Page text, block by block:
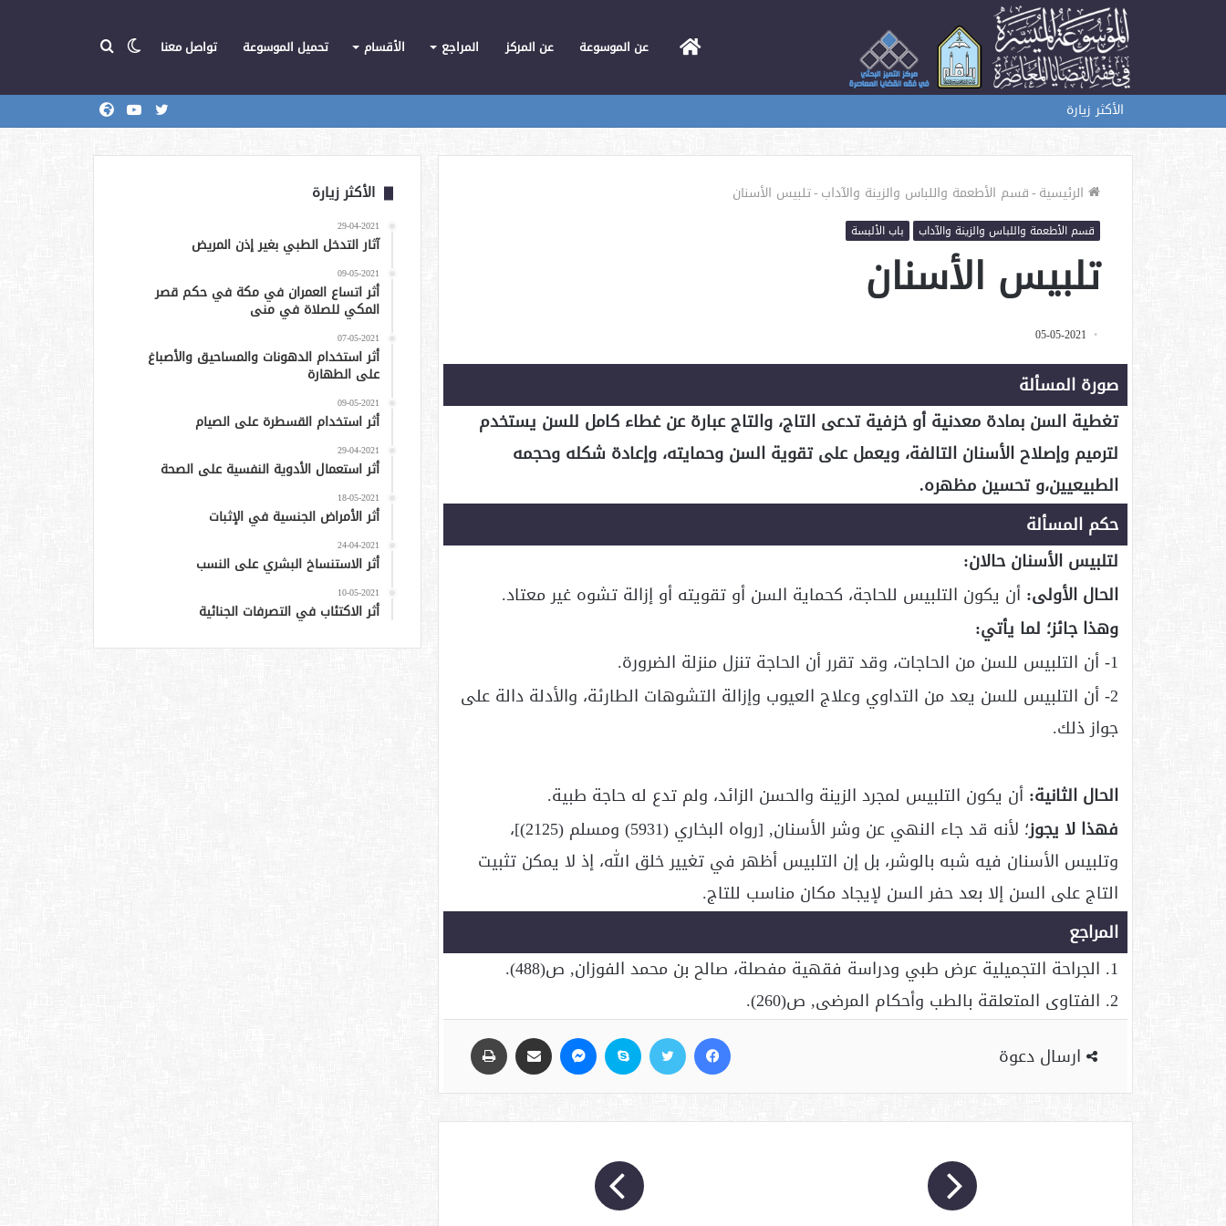
الرئيسيةعن الموسوعة عن المركز المراجع الأقسام تحميل الموسوعة تواصل معنا الوضع
الأكثر زيارة يوتيوب تويتر
الرئيسية-قسم الأطعمة واللباس والزينة والآداب-تلبيس الأسنان
قسم الأطعمة واللباس والزينة والآداب باب الألبسة
تلبيس الأسنان
05-05-2021
صورة المسألة
تغطية السن بمادة معدنية أو خزفية تدعى التاج، والتاج عبارة عن غطاء كامل للسن يستخدم
لترميم وإصلاح الأسنان التالفة، ويعمل على تقوية السن وحمايته، وإعادة شكله وحجمه
الطبيعيين،و تحسين مظهره.
حكم المسألة
لتلبيس الأسنان حالان:
الحال الأولى: أن يكون التلبيس للحاجة، كحماية السن أو تقويته أو إزالة تشوه غير معتاد.
وهذا جائز؛ لما يأتي:
1- أن التلبيس للسن من الحاجات، وقد تقرر أن الحاجة تنزل منزلة الضرورة.
2- أن التلبيس للسن يعد من التداوي وعلاج العيوب وإزالة التشوهات الطارئة، والأدلة دالة على
جواز ذلك.
الحال الثانية: أن يكون التلبيس لمجرد الزينة والحسن الزائد، ولم تدع له حاجة طبية.
فهذا لا يجوز
؛ لأنه قد جاء النهي عن وشر الأسنان, [رواه البخاري (5931) ومسلم (2125)]،
وتلبيس الأسنان فيه شبه بالوشر، بل إن التلبيس أظهر في تغيير خلق الله، إذ لا يمكن تثبيت
التاج على السن إلا بعد حفر السن لإيجاد مكان مناسب للتاج.
المراجع
1. الجراحة التجميلية عرض طبي ودراسة فقهية مفصلة، صالح بن محمد الفوزان, ص(488).
2. الفتاوى المتعلقة بالطب وأحكام المرضى, ص(260).
ارسال دعوة
الأكثر زيارة
29-04-2021
آثار التدخل الطبي بغير إذن المريض
09-05-2021
أثر اتساع العمران في مكة في حكم قصر
المكي للصلاة في منى
07-05-2021
أثر استخدام الدهونات والمساحيق والأصباغ
على الطهارة
09-05-2021
أثر استخدام القسطرة على الصيام
29-04-2021
أثر استعمال الأدوية النفسية على الصحة
18-05-2021
أثر الأمراض الجنسية في الإثبات
24-04-2021
أثر الاستنساخ البشري على النسب
10-05-2021
أثر الاكتئاب في التصرفات الجنائية